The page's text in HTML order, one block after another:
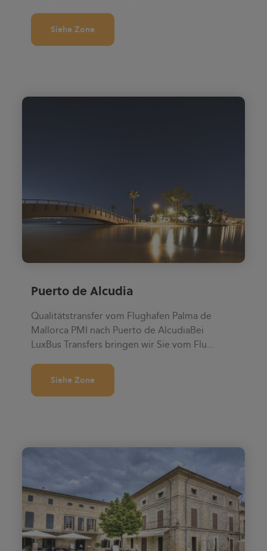
Siehe Zone
Puerto de Alcudia
Qualitätstransfer vom Flughafen Palma de
Mallorca PMI nach Puerto de AlcudiaBei
LuxBus Transfers bringen wir Sie vom Flu...
Siehe Zone